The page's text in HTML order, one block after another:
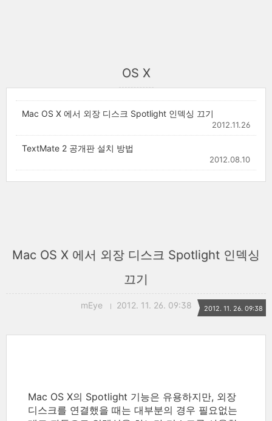
OS X
Mac OS X 에서 외장 디스크 Spotlight 인덱싱 끄기
2012.11.26
TextMate 2 공개판 설치 방법
2012.08.10
Mac OS X 에서 외장 디스크 Spotlight 인덱싱
끄기
mEye 2012. 11. 26. 09:38 2012. 11. 26. 09:38
Mac OS X의 Spotlight 기능은 유용하지만, 외장
디스크를 연결했을 때는 대부분의 경우 필요없는